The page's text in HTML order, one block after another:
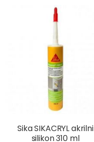
Sika SIKACRYL akrilni
silikon 310 ml